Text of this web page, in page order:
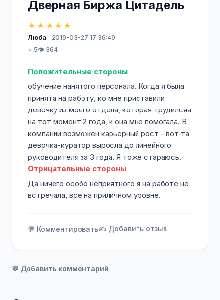
Дверная Биржа Цитадель
★★★★★
Люба
2019-03-27 17:36:49
⭐ 5👁️ 364
Положительные стороны
обучение нанятого персонала. Когда я была
принята на работу, ко мне приставили
девочку из моего отдела, которая трудилсяа
на тот момент 2 года, и она мне помогала. В
компании возможен карьерный рост - вот та
девочка-куратор выросла до линейного
руководителя за 3 года. Я тоже стараюсь.
Отрицательные стороны
Да ничего особо неприятного я на работе не
встречала, все на приличном уровне.
💬 Комментировать✍️ Добавить отзыв
💬 Добавить комментарий